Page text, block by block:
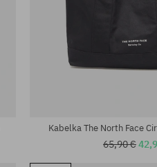
Kabelka The North Face
65,90 €